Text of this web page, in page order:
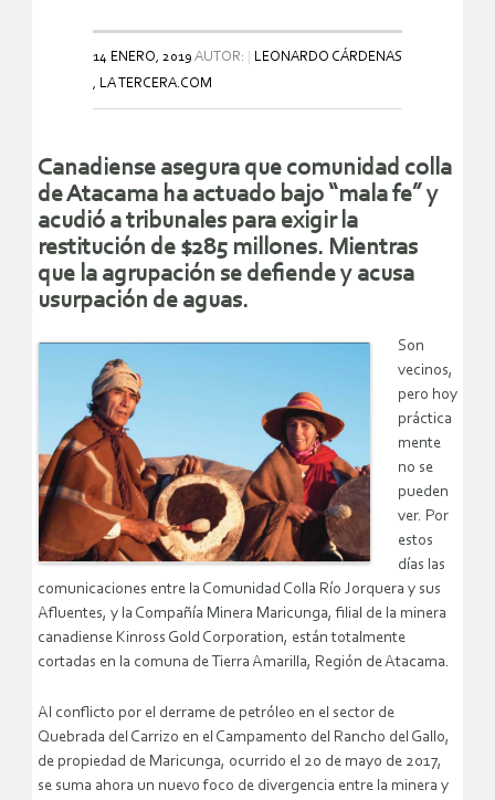
14 ENERO, 2019 AUTOR:
LEONARDO CÁRDENAS
, LA TERCERA.COM
Canadiense asegura que comunidad colla
de Atacama ha actuado bajo “mala fe” y
acudió a tribunales para exigir la
restitución de $285 millones. Mientras
que la agrupación se defiende y acusa
usurpación de aguas.
Son
vecinos,
pero hoy
práctica
mente
no se
pueden
ver. Por
estos
días las
comunicaciones entre la Comunidad Colla Río Jorquera y sus
Afluentes, y la Compañía Minera Maricunga, filial de la minera
canadiense Kinross Gold Corporation, están totalmente
cortadas en la comuna de Tierra Amarilla, Región de Atacama.
Al conflicto por el derrame de petróleo en el sector de
Quebrada del Carrizo en el Campamento del Rancho del Gallo,
de propiedad de Maricunga, ocurrido el 20 de mayo de 2017,
se suma ahora un nuevo foco de divergencia entre la minera y